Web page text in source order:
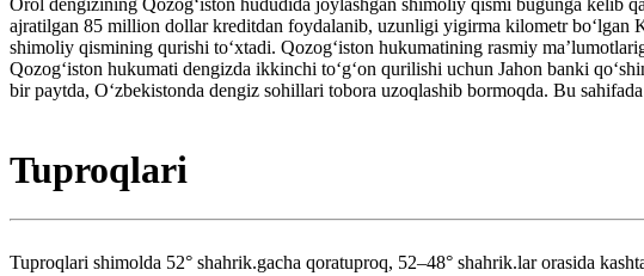
ajratilgan 85 million dollar kreditdan foydalanib, uzunligi yigirma kilometr boʻlgan
shimoliy qismining qurishi toʻxtadi. Qozogʻiston hukumatining rasmiy
Qozogʻiston hukumati dengizda ikkinchi toʻgʻon qurilishi uchun Jahon banki
bir paytda, Oʻzbekistonda dengiz sohillari tobora uzoqlashib bormoqda. Bu
Tuproqlari
Tuproqlari shimolda 52° shahrik.gacha qoratuproq, 52–48° shahrik.lar orasida